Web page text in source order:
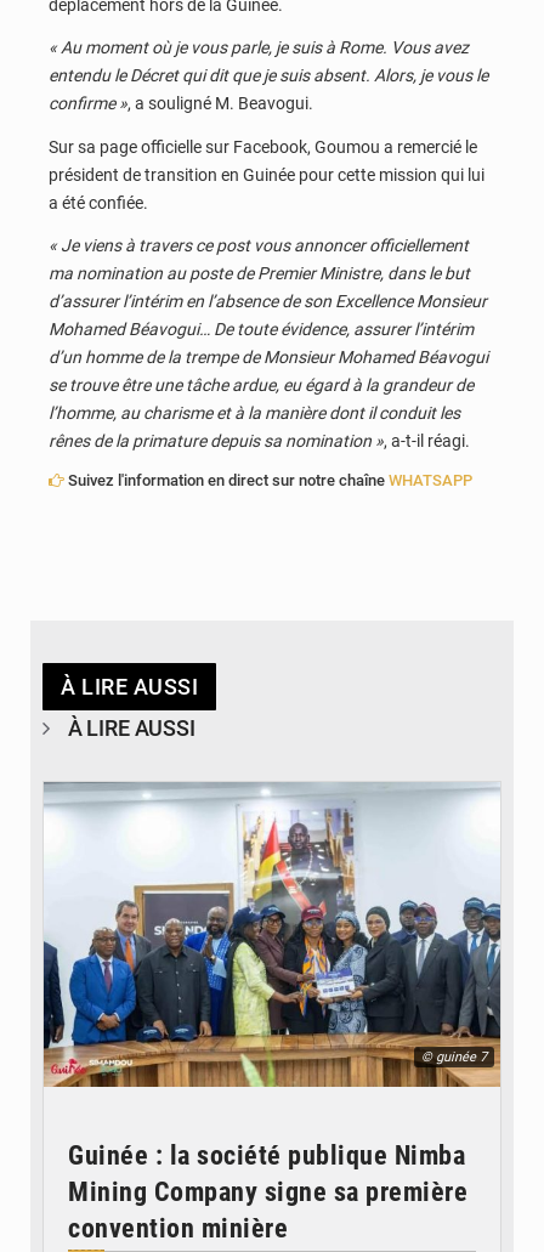
déplacement hors de la Guinée.
« Au moment où je vous parle, je suis à Rome. Vous avez
entendu le Décret qui dit que je suis absent. Alors, je vous le
confirme », a souligné M. Beavogui.
Sur sa page officielle sur Facebook, Goumou a remercié le
président de transition en Guinée pour cette mission qui lui
a été confiée.
« Je viens à travers ce post vous annoncer officiellement
ma nomination au poste de Premier Ministre, dans le but
d’assurer l’intérim en l’absence de son Excellence Monsieur
Mohamed Béavogui… De toute évidence, assurer l’intérim
d’un homme de la trempe de Monsieur Mohamed Béavogui
se trouve être une tâche ardue, eu égard à la grandeur de
l’homme, au charisme et à la manière dont il conduit les
rênes de la primature depuis sa nomination », a-t-il réagi.
Suivez l'information en direct sur notre chaîne WHATSAPP
À LIRE AUSSI
À LIRE AUSSI
© guinée 7
Guinée : la société publique Nimba
Mining Company signe sa première
convention minière